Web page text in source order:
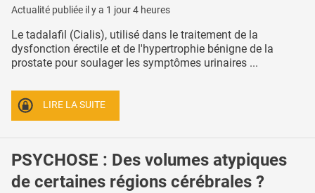
Actualité publiée il y a 1 jour 4 heures
Le tadalafil (Cialis), utilisé dans le traitement de la
dysfonction érectile et de l'hypertrophie bénigne de la
prostate pour soulager les symptômes urinaires ...
LIRE LA SUITE
PSYCHOSE : Des volumes atypiques
de certaines régions cérébrales ?